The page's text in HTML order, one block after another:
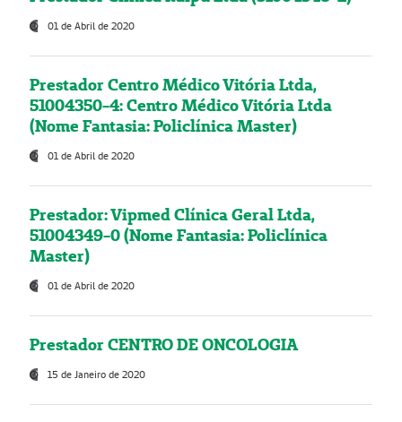
01 de Abril de 2020
Prestador Centro Médico Vitória Ltda,
51004350-4: Centro Médico Vitória Ltda
(Nome Fantasia: Policlínica Master)
01 de Abril de 2020
Prestador: Vipmed Clínica Geral Ltda,
51004349-0 (Nome Fantasia: Policlínica
Master)
01 de Abril de 2020
Prestador CENTRO DE ONCOLOGIA
15 de Janeiro de 2020